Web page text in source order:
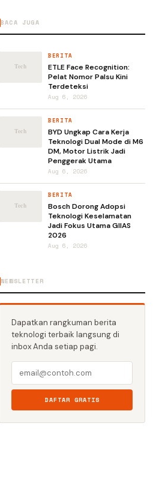
BACA JUGA
BERITA
ETLE Face Recognition:
Pelat Nomor Palsu Kini
Terdeteksi
Aug 6, 2026
BERITA
BYD Ungkap Cara Kerja
Teknologi Dual Mode di M6
DM, Motor Listrik Jadi
Penggerak Utama
Aug 6, 2026
BERITA
Bosch Dorong Adopsi
Teknologi Keselamatan
Jadi Fokus Utama GIIAS
2026
Aug 6, 2026
NEWSLETTER
Dapatkan rangkuman berita
teknologi terbaik langsung di
inbox Anda setiap pagi.
DAFTAR GRATIS